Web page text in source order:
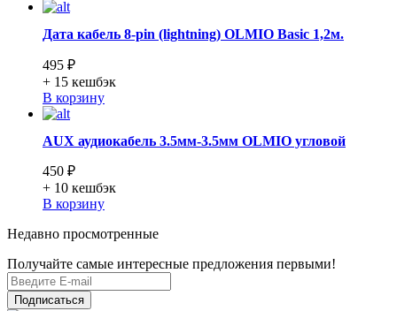
Дата кабель 8-pin (lightning) OLMIO Basic 1,2м.
495 ₽
+ 15 кешбэк
В корзину
AUX аудиокабель 3.5мм-3.5мм OLMIO угловой
450 ₽
+ 10 кешбэк
В корзину
Недавно просмотренные
Получайте самые интересные предложения первыми!
Подписаться